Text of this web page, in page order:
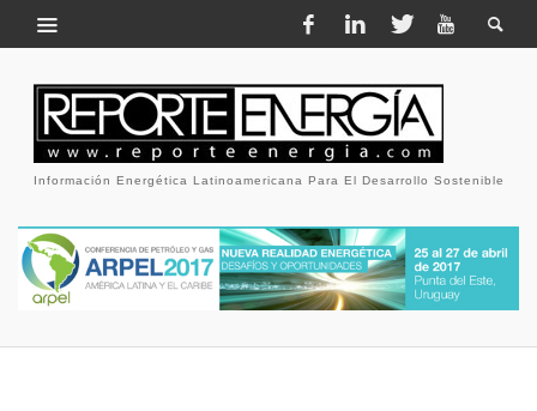
Información Energética Latinoamericana Para El Desarrollo Sostenible